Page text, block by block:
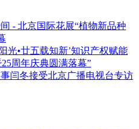
- 北京国际花展“植物新品种
光•廿五载知新’知识产权赋能
周年庆典圆满落幕”
闫冬接受北京广播电视台专访